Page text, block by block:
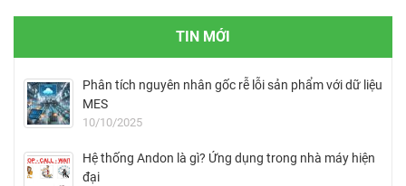
TIN MỚI
Phân tích nguyên nhân gốc rễ lỗi sản phẩm với dữ liệu
MES
10/10/2025
Hệ thống Andon là gì? Ứng dụng trong nhà máy hiện
đại